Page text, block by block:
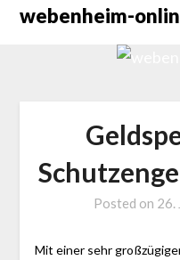
Skipwebenheim-
Posted on 26.
Mit einer sehr